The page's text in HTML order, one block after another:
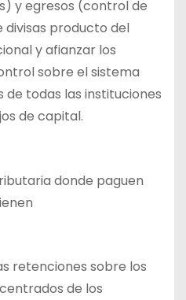
y egresos (control de
producto del
y afianzar los
sobre el sistema
de todas las instituciones
de capital.
donde paguen
retenciones sobre los
de los